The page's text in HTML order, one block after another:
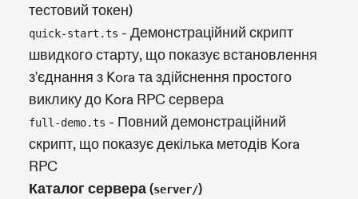
тестовий токен)
quick-start.ts - Демонстраційний скрипт
швидкого старту, що показує встановлення
з'єднання з Kora та здійснення простого
виклику до Kora RPC сервера
full-demo.ts - Повний демонстраційний
скрипт, що показує декілька методів Kora
RPC
Каталог сервера (server/)